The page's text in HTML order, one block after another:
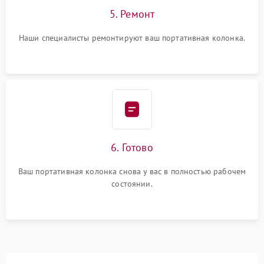
5. Ремонт
Наши специалисты ремонтируют ваш портативная колонка.
6. Готово
Ваш портативная колонка снова у вас в полностью рабочем
состоянии.